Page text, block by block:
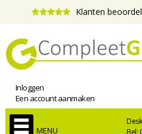
Klanten
Bel:
Inloggen
Een account aanmaken
MENU